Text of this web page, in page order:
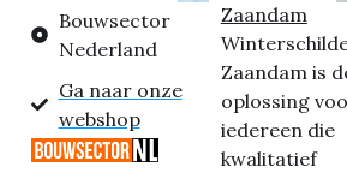
Bouwsector
Nederland
Ga naar onze
webshop
Zaandam
Zaandam is
oplossing
iedereen die
kwalitatief